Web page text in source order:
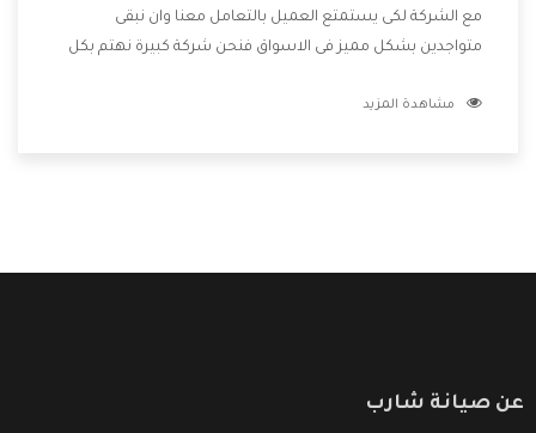
مع الشركة لكى يستمتع العميل بالتعامل معنا وان نبقى
متواجدين بشكل مميز فى الاسواق فنحن شركة كبيرة نهتم بكل
الشركة بها والتى تكون منها خدمة الصيانة التى تكون من أهم
مشاهدة المزيد
عن صيانة شارب